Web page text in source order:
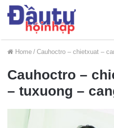
Home / Cauhoctro – chietxuat –
Cauhoctro –
– tuxuong –